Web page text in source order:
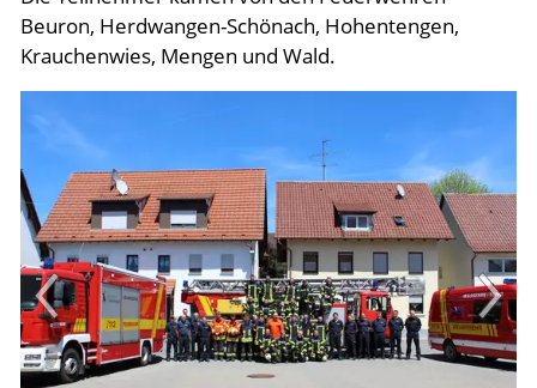
Beuron, Herdwangen-Schönach, Hohentengen,
Krauchenwies, Mengen und Wald.